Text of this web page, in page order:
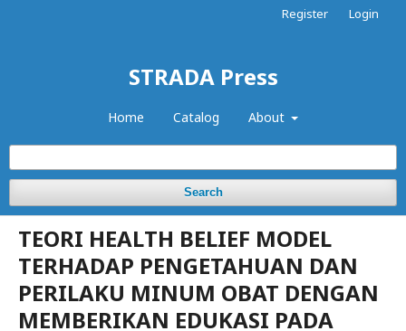
STRADA Press
Home Catalog About
Search
Register Login
TEORI HEALTH BELIEF MODEL
TERHADAP PENGETAHUAN DAN
PERILAKU MINUM OBAT DENGAN
MEMBERIKAN EDUKASI PADA